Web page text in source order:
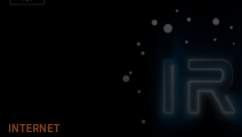
INTERNET